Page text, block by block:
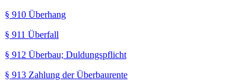
§ 910 Überhang
§ 911 Überfall
§ 912 Überbau; Duldungspflicht
§ 913 Zahlung der Überbaurente